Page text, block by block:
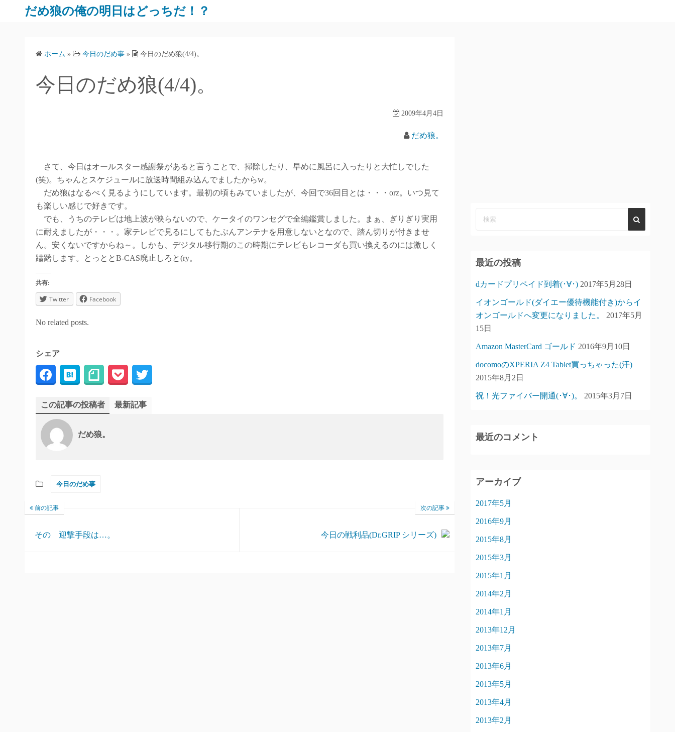
だめ狼の俺の明日はどっちだ！？
ホーム » 今日のだめ事 » 今日のだめ狼(4/4)。
今日のだめ狼(4/4)。
2009年4月4日
だめ狼。
さて、今日はオールスター感謝祭があると言うことで、掃除したり、早めに風呂に入ったりと大忙しでした
(笑)。ちゃんとスケジュールに放送時間組み込んでましたからw。
だめ狼はなるべく見るようにしています。最初の頃もみていましたが、今回で36回目とは・・・orz。いつ見て
も楽しい感じで好きです。
でも、うちのテレビは地上波が映らないので、ケータイのワンセグで全編鑑賞しました。まぁ、ぎりぎり実用
に耐えましたが・・・。家テレビで見るにしてもたぶんアンテナを用意しないとなので、踏ん切りが付きませ
ん。安くないですからね～。しかも、デジタル移行期のこの時期にテレビもレコーダも買い換えるのには激しく
躊躇します。とっととB-CAS廃止しろと(ry。
共有:
Twitter Facebook
No related posts.
シェア
この記事の投稿者 最新記事
だめ狼。
今日のだめ事
前の記事
その 迎撃手段は…。
次の記事
今日の戦利品(Dr.GRIP シリーズ)
最近の投稿
dカードプリペイド到着(･∀･) 2017年5月28日
イオンゴールド(ダイエー優待機能付き)からイ
オンゴールドへ変更になりました。
2017年5月
15日
Amazon MasterCard ゴールド 2016年9月10日
docomoのXPERIA Z4 Tablet買っちゃった(汗)
2015年8月2日
祝！光ファイバー開通(･∀･)。 2015年3月7日
最近のコメント
アーカイブ
2017年5月
2016年9月
2015年8月
2015年3月
2015年1月
2014年2月
2014年1月
2013年12月
2013年7月
2013年6月
2013年5月
2013年4月
2013年2月